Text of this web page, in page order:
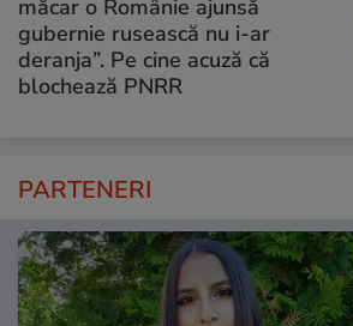
măcar o Românie ajunsă
gubernie rusească nu i-ar
deranja”. Pe cine acuză că
blochează PNRR
PARTENERI